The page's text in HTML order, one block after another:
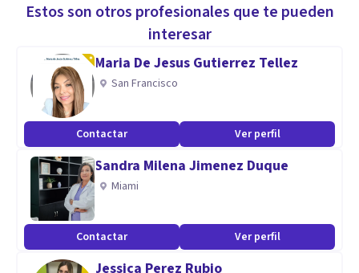
Clarisa Rosales Cáceres
de niños, niñas y adolescentes desde los 5 hasta los 17 años.
✅ Intervención con enfoque en Terapia Cognitivo-
Conductual,
✅ Formación en Mindfulness y Compasión,
✅ Acompañamiento integral para el desarrollo emocional,
social y conductual.
🌿 Un espacio de escucha segura, contención emocional y
herramientas prácticas para afrontar desafíos de la infancia
Estos son otros profesionales que te pueden
interesar
Maria De Jesus Gutierrez Tellez
San Francisco
Contactar Ver perfil
Sandra Milena Jimenez Duque
Miami
Contactar Ver perfil
Jessica Perez Rubio